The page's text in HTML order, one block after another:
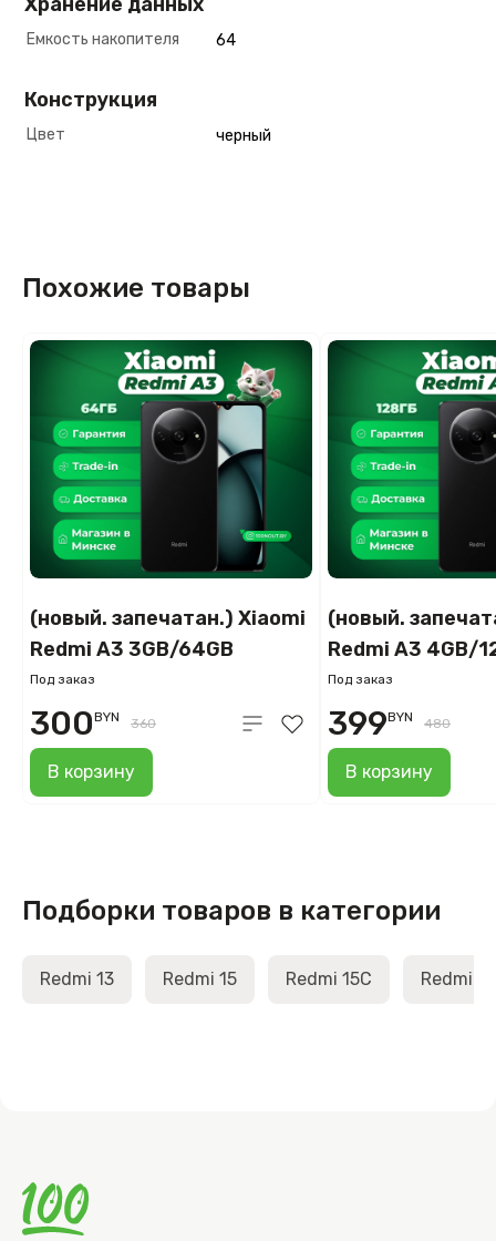
Емкость накопителя 64
Конструкция
Цвет черный
Похожие товары
(новый. запечатан.) Xiaomi
Redmi A3 3GB/64GB
международная версия
(полуночный черный)
Под заказ
В корзину
300BYN 360
(новый.
Redmi A3 4GB/
международная
(полуночный
Под заказ
В корзину
399BYN 480
Подборки товаров в категории
Redmi 13 Redmi 15 Redmi 15C Redmi